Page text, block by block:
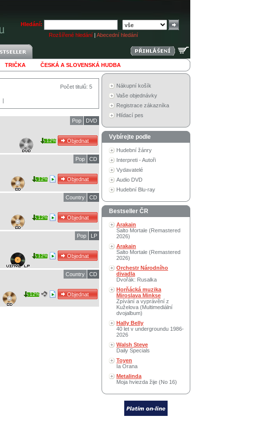
Hledání:
Rozšířené hledání | Abecední hledání
TRIČKA ČESKÁ A SLOVENSKÁ HUDBA
Počet titulů: 5
|
DVD
Pop
12%
CD
Pop
12%
CD
Country
12%
LP
Pop
12%
CD
Country
12%
Nákupní košík
Vaše objednávky
Registrace zákazníka
Hlídací pes
Vybírejte podle
Hudební žánry
Interpreti - Autoři
Vydavatelé
Audio DVD
Hudební Blu-ray
Bestseller ČR
Arakain
Salto Mortale (Remastered
2026)
Arakain
Salto Mortale (Remastered
2026)
Orchestr Národního
divadla
Dvořák: Rusalka
Horňácká muzika
Miroslava Minkse
Zpívání a vyprávění z
Kuželova (Multimediální
dvojalbum)
Hally Belly
40 let v undergroundu 1986-
2026
Walsh Steve
Daily Specials
Toyen
Ia Orana
Metalinda
Moja hviezda žije (No 16)